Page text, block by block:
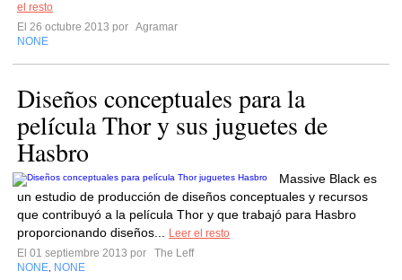
el resto
El 26 octubre 2013 por Agramar
NONE
Diseños conceptuales para la
película Thor y sus juguetes de
Hasbro
Massive Black es
un estudio de producción de diseños conceptuales y recursos
que contribuyó a la película Thor y que trabajó para Hasbro
proporcionando diseños...
Leer el resto
El 01 septiembre 2013 por
The Leff
NONE NONE